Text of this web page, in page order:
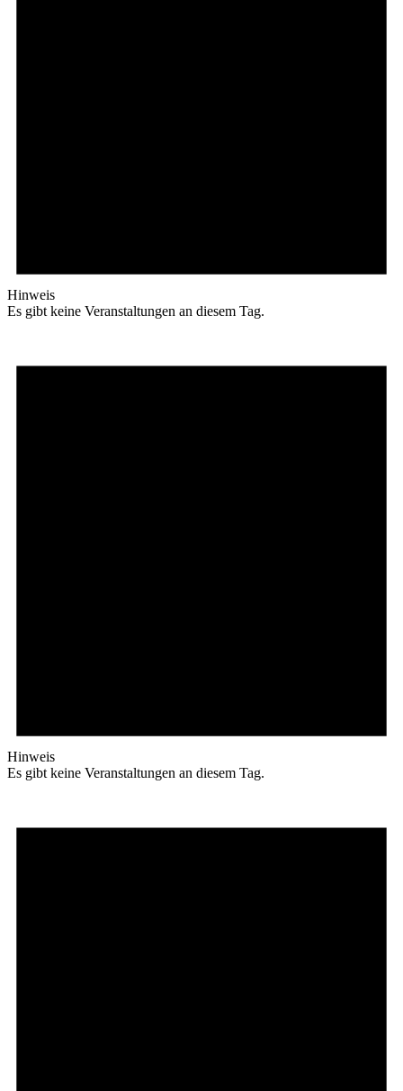
Hinweis
Es gibt keine Veranstaltungen an diesem Tag.
Hinweis
Es gibt keine Veranstaltungen an diesem Tag.